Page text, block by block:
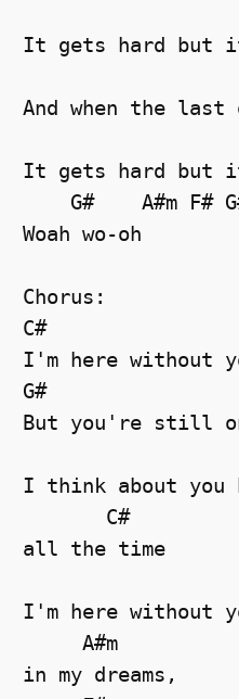
It gets hard but
And when the
It gets hard but
G#    A#m F#
Woah wo-oh
Chorus:
I'm here without
G#
But you're still
I think about you
       C#
all the time
I'm here without
     A#m
in my dreams,